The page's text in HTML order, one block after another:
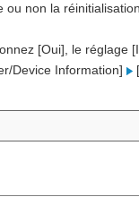
ou non la
[Oui], le réglage
Device Information]